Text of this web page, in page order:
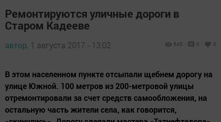
Ремонтируются уличные дороги в
Старом Кадееве
автор, 1 августа 2017 - 13:02 645 0 0
В этом населенном пункте отсыпали щебнем дорогу на
улице Южной. 100 метров из 200-метровой улицы
отремонтировали за счет средств самообложения, на
остальную часть жители села, как говорится,